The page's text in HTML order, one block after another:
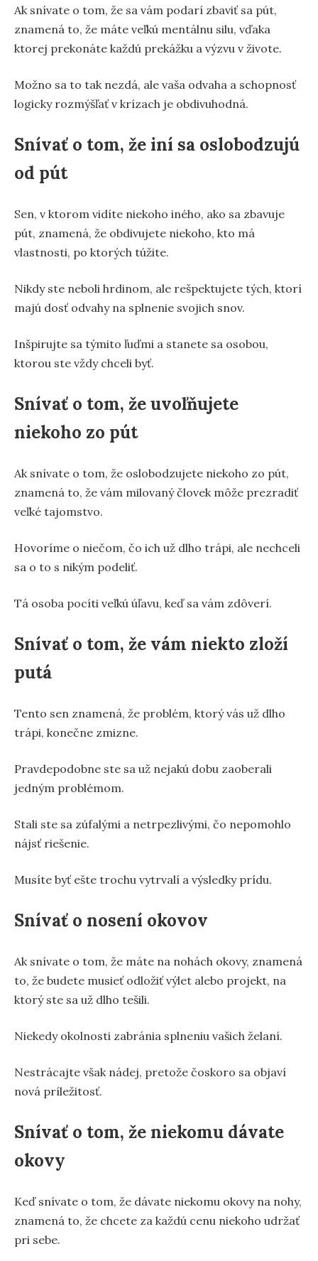
Ak snívate o tom, že sa vám podarí zbaviť sa pút,
znamená to, že máte veľkú mentálnu silu, vďaka
ktorej prekonáte každú prekážku a výzvu v živote.
Možno sa to tak nezdá, ale vaša odvaha a schopnosť
logicky rozmýšľať v krízach je obdivuhodná.
Snívať o tom, že iní sa oslobodzujú
od pút
Sen, v ktorom vidíte niekoho iného, ako sa zbavuje
pút, znamená, že obdivujete niekoho, kto má
vlastnosti, po ktorých túžite.
Nikdy ste neboli hrdinom, ale rešpektujete tých, ktorí
majú dosť odvahy na splnenie svojich snov.
Inšpirujte sa týmito ľuďmi a stanete sa osobou,
ktorou ste vždy chceli byť.
Snívať o tom, že uvoľňujete
niekoho zo pút
Ak snívate o tom, že oslobodzujete niekoho zo pút,
znamená to, že vám milovaný človek môže prezradiť
veľké tajomstvo.
Hovoríme o niečom, čo ich už dlho trápi, ale nechceli
sa o to s nikým podeliť.
Tá osoba pocíti veľkú úľavu, keď sa vám zdôverí.
Snívať o tom, že vám niekto zloží
putá
Tento sen znamená, že problém, ktorý vás už dlho
trápi, konečne zmizne.
Pravdepodobne ste sa už nejakú dobu zaoberali
jedným problémom.
Stali ste sa zúfalými a netrpezlivými, čo nepomohlo
nájsť riešenie.
Musíte byť ešte trochu vytrvalí a výsledky prídu.
Snívať o nosení okovov
Ak snívate o tom, že máte na nohách okovy, znamená
to, že budete musieť odložiť výlet alebo projekt, na
ktorý ste sa už dlho tešili.
Niekedy okolnosti zabránia splneniu vašich želaní.
Nestrácajte však nádej, pretože čoskoro sa objaví
nová príležitosť.
Snívať o tom, že niekomu dávate
okovy
Keď snívate o tom, že dávate niekomu okovy na nohy,
znamená to, že chcete za každú cenu niekoho udržať
pri sebe.